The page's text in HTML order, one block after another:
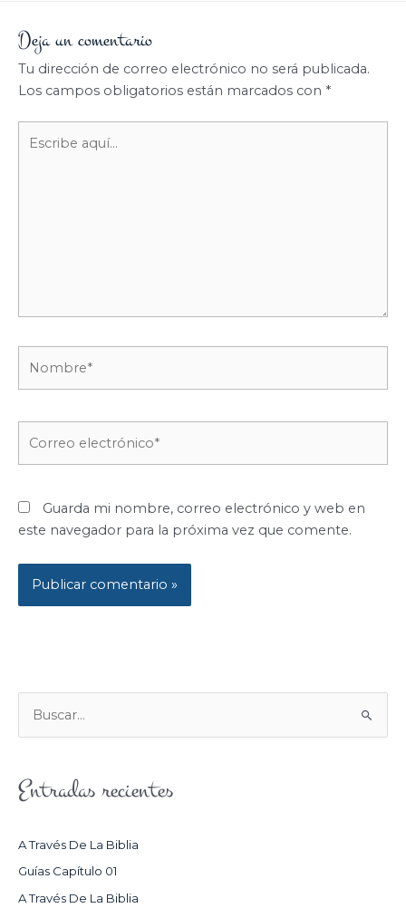
Deja un comentario
Tu dirección de correo electrónico no será publicada.
Los campos obligatorios están marcados con *
aquí...
Guarda mi nombre, correo electrónico y web en
este navegador para la próxima vez que comente.
U
C
Entradas recientes
A Través De La Biblia
Guías Capítulo 01
A Través De La Biblia